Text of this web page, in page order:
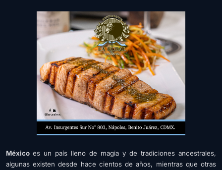
México es un país lleno de magia y de tradiciones ancestrales,
algunas existen desde hace cientos de años, mientras que otras